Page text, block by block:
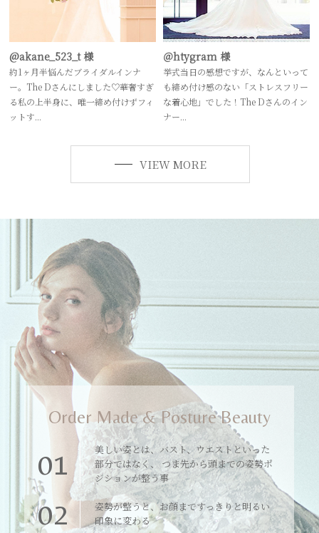
@akane_523_t 様
約1ヶ月半悩んだブライダルインナ
ー。The Dさんにしました♡華奢すぎ
る私の上半身に、唯一締め付けずフィ
ットす...
＠htygram 様
挙式当日の感想ですが、なんといって
も締め付け感のない「ストレスフリー
な着心地」でした！The Dさんのイン
ナー...
VIEW MORE
Order Made & Posture Beauty
01
美しい姿とは、バスト、ウエストといった
部分ではなく、 つま先から頭までの姿勢ポ
ジションが整う事
02
姿勢が整うと、お顔まですっきりと明るい
印象に変わる